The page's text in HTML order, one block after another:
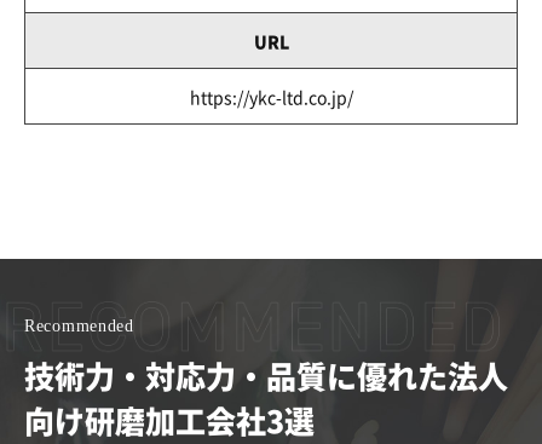
URL
https://ykc-ltd.co.jp/
Recommended
技術力・対応力・品質に優れた法人
向け研磨加工会社3選